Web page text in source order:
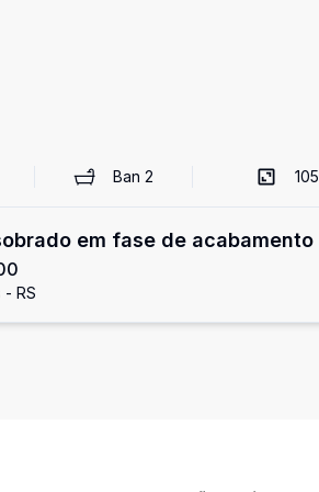
Ban 2 105
em fase de acabamento
RS